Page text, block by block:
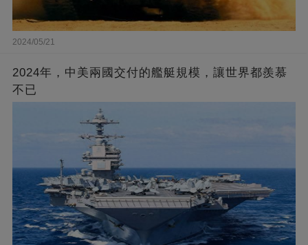
2024/05/21
2024年，中美兩國交付的艦艇規模，讓世界都羨慕
不已